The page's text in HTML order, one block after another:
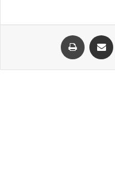
تيلقرام مشاركة عبر البريد